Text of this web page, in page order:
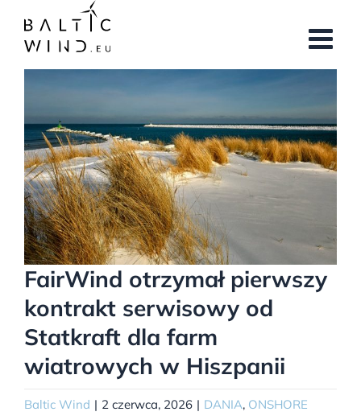
zawartości
obrazek
FairWind otrzymał pierwszy
kontrakt serwisowy od
Statkraft dla farm
wiatrowych w Hiszpanii
Baltic Wind | 2 czerwca, 2026 | DANIA, ONSHORE